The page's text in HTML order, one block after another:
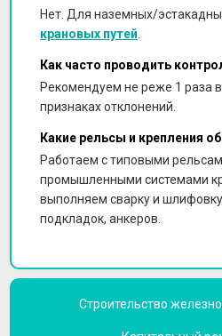
Строительство
Нет. Для наземных/
крановых путей
Как часто проводить
Рекомендуем не реже 1 раза
признаках отклонений.
Какие рельсы и крепления
Работаем с типовыми
промышленными системами
выполняем сварку и
подкладок, анкеров.